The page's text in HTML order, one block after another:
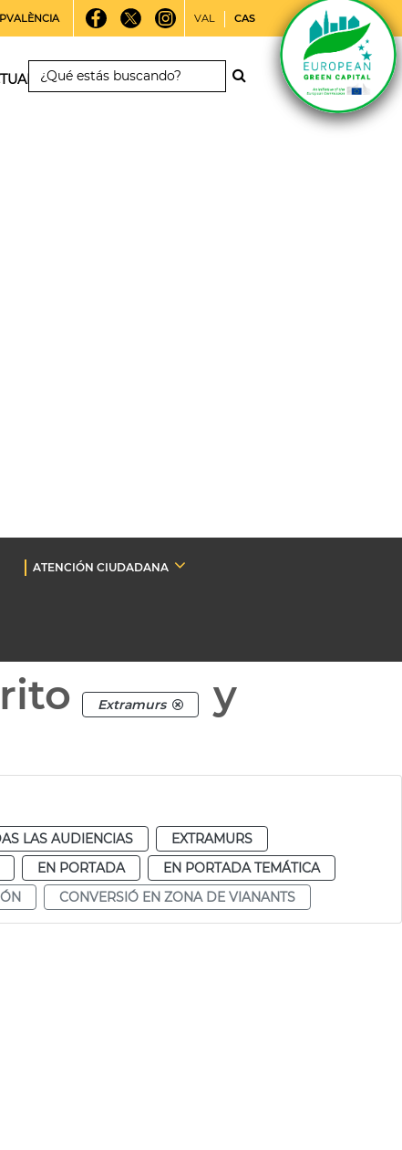
VAL CAS
ATENCIÓN CIUDADANA
Extramurs
y
LAS AUDIENCIAS
EXTRAMURS
EN PORTADA
EN PORTADA TEMÁTICA
CONVERSIÓ EN ZONA DE VIANANTS